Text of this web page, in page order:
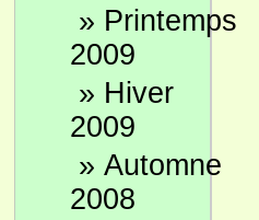
» Printemps
2009
» Hiver
2009
» Automne
2008